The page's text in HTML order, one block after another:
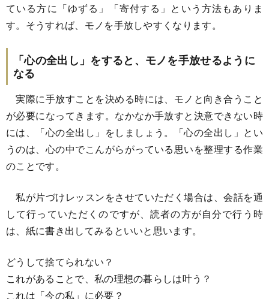
ている方に「ゆずる」「寄付する」という方法もありま
す。そうすれば、モノを手放しやすくなります。
「心の全出し」をすると、モノを手放せるように
なる
実際に手放すことを決める時には、モノと向き合うこと
が必要になってきます。なかなか手放すと決意できない時
には、「心の全出し」をしましょう。「心の全出し」とい
うのは、心の中でこんがらがっている思いを整理する作業
のことです。
私が片づけレッスンをさせていただく場合は、会話を通
して行っていただくのですが、読者の方が自分で行う時
は、紙に書き出してみるといいと思います。
どうして捨てられない？
これがあることで、私の理想の暮らしは叶う？
これは「今の私」に必要？